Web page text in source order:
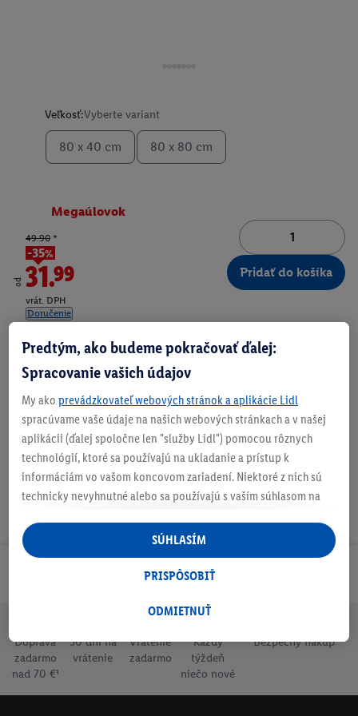
Veľkosť:Vyberte variant
80 x 40 cm 80 x 80 cm
Megaúlovok
od
49.90 *
-35%
31.99
vrát. DPH
Doručenie
Pridať do košíka
Odoberaj Newsletter!
Doprava
zadarmo
nad 70 €¹
30 dní na
vrátenie
Vrátenie
zadarmo
Každý
týždeň
niečo nové
Bezpečný nákup
Predtým, ako budeme pokračovať ďalej:
Spracovanie vašich údajov
My ako prevádzkovateľ webových stránok a aplikácie Lidl
spracúvame vaše údaje na našich webových stránkach a v našej
aplikácii (ďalej spoločne len "služby Lidl") pomocou rôznych
technológií, ktoré sa používajú na ukladanie a prístup k
informáciám vo vašom koncovom zariadení. Niektoré z nich sú
technicky nevyhnutné alebo sa používajú s vaším súhlasom na
personalizovanú reklamu v rámci služieb Lidl aj mimo nich. Ak
ste účastníkom programu Lidl Plus, na tieto účely sa spracúvajú
aj údaje z vášho nákupného správania v obchode.
následne si vytvoríte účet Lidl Plus alebo sa prihlásite do svojho
tiež vytvoriť špeciálny online identifikátor z e-mailovej adresy,
ktorú tam uvediete, aby sme vás mohli rozpoznať v službách
ODMIETNUŤ
PRISPÔSOBIŤ
SÚHLASÍM